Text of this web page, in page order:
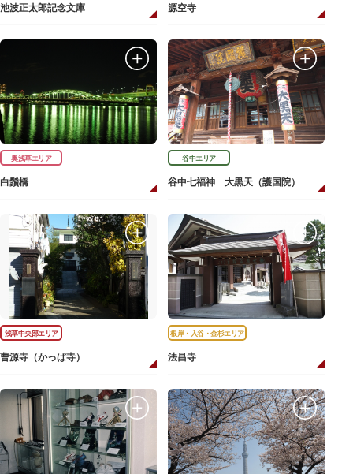
池波正太郎記念文庫 源空寺
奥浅草エリア
白鬚橋
谷中エリア
谷中七福神 大黒天（護国院）
浅草中央部エリア
曹源寺（かっぱ寺）
根岸・入谷・金杉エリア
法昌寺